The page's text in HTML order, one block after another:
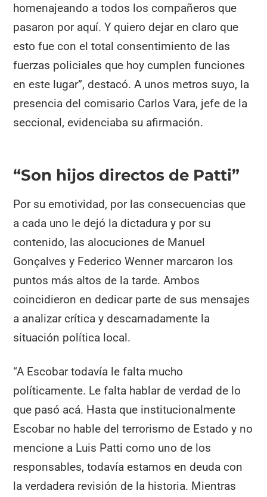
homenajeando a todos los compañeros que
pasaron por aquí. Y quiero dejar en claro que
esto fue con el total consentimiento de las
fuerzas policiales que hoy cumplen funciones
en este lugar”, destacó. A unos metros suyo, la
presencia del comisario Carlos Vara, jefe de la
seccional, evidenciaba su afirmación.
“Son hijos directos de Patti”
Por su emotividad, por las consecuencias que
a cada uno le dejó la dictadura y por su
contenido, las alocuciones de Manuel
Gonçalves y Federico Wenner marcaron los
puntos más altos de la tarde. Ambos
coincidieron en dedicar parte de sus mensajes
a analizar crítica y descarnadamente la
situación política local.
“A Escobar todavía le falta mucho
políticamente. Le falta hablar de verdad de lo
que pasó acá. Hasta que institucionalmente
Escobar no hable del terrorismo de Estado y no
mencione a Luis Patti como uno de los
responsables, todavía estamos en deuda con
la verdadera revisión de la historia. Mientras